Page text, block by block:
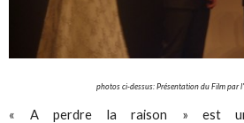
photos ci-dessus: Présentation du Film par
« A perdre la raison » est